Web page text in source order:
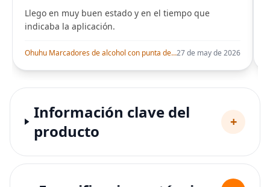
Llego en muy buen estado y en el tiempo que
indicaba la aplicación.
Ohuhu Marcadores de alcohol con punta de pincel – Juego de marcadores artísticos de doble punta con certificación AP para artistas adultos27 de may de 2026
Información clave del
producto
+